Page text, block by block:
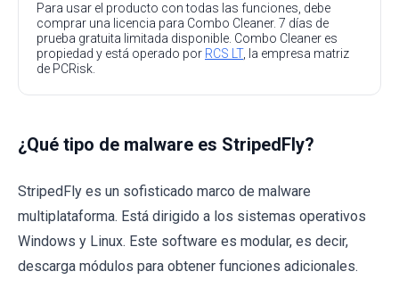
Para usar el producto con todas las funciones, debe
comprar una licencia para Combo Cleaner. 7 días de
prueba gratuita limitada disponible. Combo Cleaner es
propiedad y está operado por RCS LT, la empresa matriz
de PCRisk.
¿Qué tipo de malware es StripedFly?
StripedFly es un sofisticado marco de malware
multiplataforma. Está dirigido a los sistemas operativos
Windows y Linux. Este software es modular, es decir,
descarga módulos para obtener funciones adicionales.